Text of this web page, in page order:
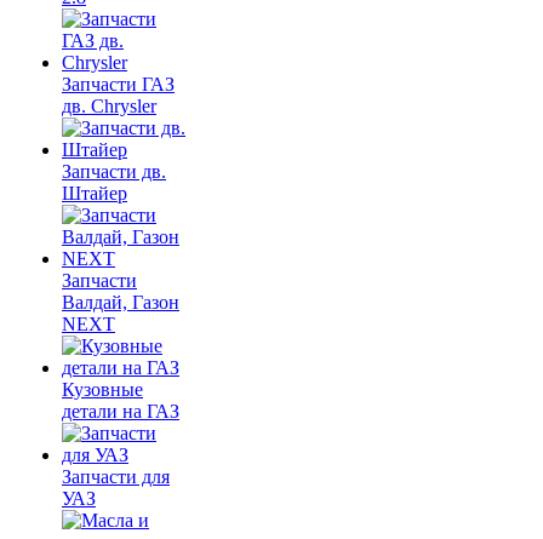
Запчасти ГАЗ
дв. Chrysler
Запчасти дв.
Штайер
Запчасти
Валдай, Газон
NEXT
Кузовные
детали на ГАЗ
Запчасти для
УАЗ